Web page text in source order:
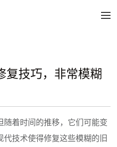
复技巧，非常模糊
着时间的推移，它们可能变
技术使得修复这些模糊的旧